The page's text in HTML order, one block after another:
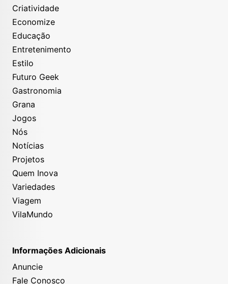
Criatividade
Economize
Educação
Entretenimento
Estilo
Futuro Geek
Gastronomia
Grana
Jogos
Nós
Notícias
Projetos
Quem Inova
Variedades
Viagem
VilaMundo
Informações Adicionais
Anuncie
Fale Conosco